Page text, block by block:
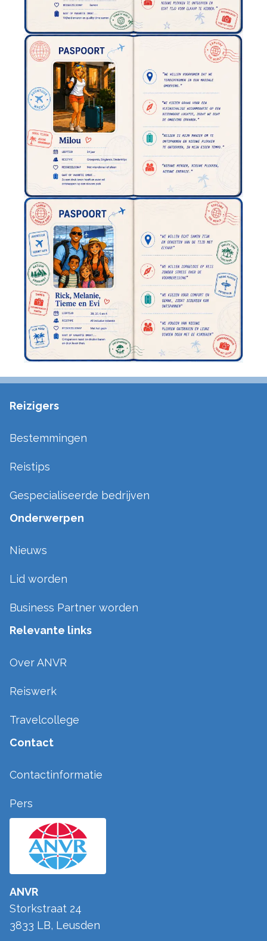
ANVR
Storkstraat 24
3833 LB, Leusden
Reizigers
Bestemmingen
Reistips
Gespecialiseerde bedrijven
Onderwerpen
Nieuws
Lid worden
Business Partner worden
Relevante links
Over ANVR
Reiswerk
Travelcollege
Contact
Contactinformatie
Pers